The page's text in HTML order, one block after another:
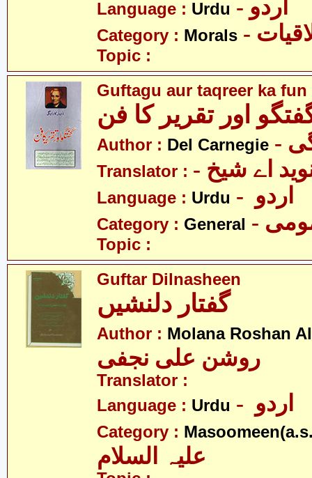
Language : Urdu - اردو
Category : Morals
Topic :
Guftagu aur taqreer ka fun
اور تقریر کا فن
Author : Del Carnegie
Translator : نوید اے شیخ
Language : Urdu
Category : General
Topic :
Guftar Dilnasheen
گفتار دلنشیں
Author : Molana Roshan
روشن علی نجفی
Translator :
Language : Urdu
Category :